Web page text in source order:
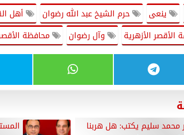
ينعى حرم الشيخ عبد الله رضوان أهل
الأقصر الأزهرية
وآل رضوان محافظة
محمد سليم يكتب: هل هربنا